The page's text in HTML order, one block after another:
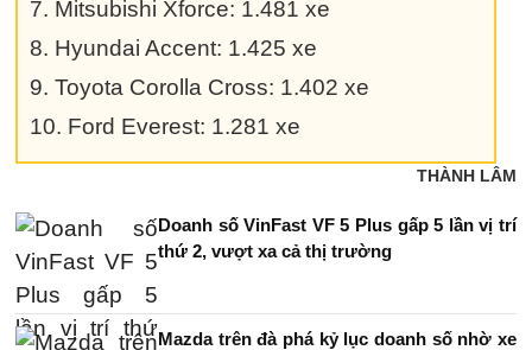
7. Mitsubishi Xforce: 1.481 xe
8. Hyundai Accent: 1.425 xe
9. Toyota Corolla Cross: 1.402 xe
10. Ford Everest: 1.281 xe
THÀNH LÂM
Doanh số VinFast VF 5 Plus gấp 5 lần vị trí
thứ 2, vượt xa cả thị trường
Mazda trên đà phá kỷ lục doanh số nhờ xe